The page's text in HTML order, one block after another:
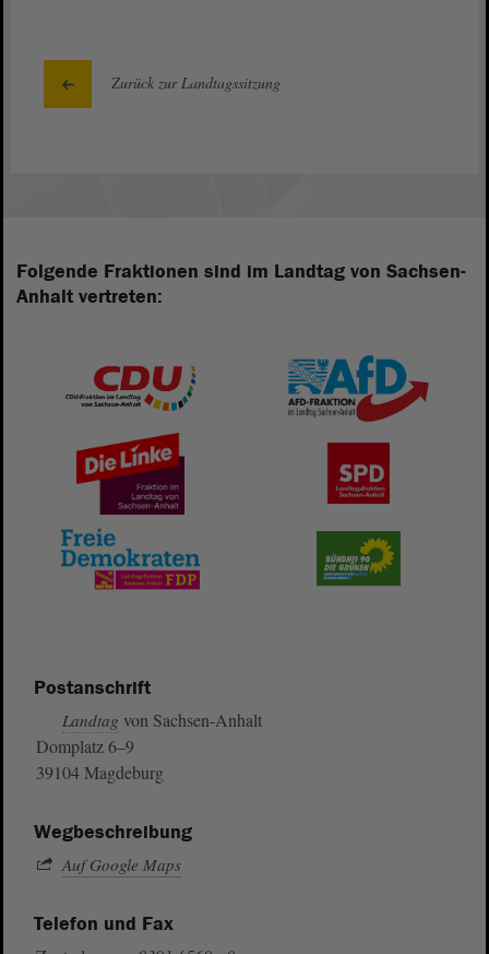
Zurück zur Landtagssitzung
Folgende Fraktionen sind im Landtag von Sachsen-
Anhalt vertreten:
Postanschrift
Landtag von Sachsen-Anhalt
Domplatz 6–9
39104 Magdeburg
Wegbeschreibung
Auf Google Maps
Telefon und Fax